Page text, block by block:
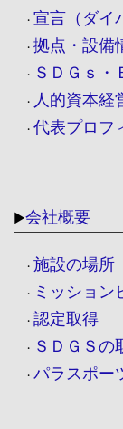
・ 宣言（ダイ
・ 拠点・設備
・ ＳＤＧｓ・
・ 人的資本経
・ 代表プロフ
▶会社概要
・ 施設の場所
・ ミッション
・ 認定取得
・ ＳＤＧＳの
・ パラスポー